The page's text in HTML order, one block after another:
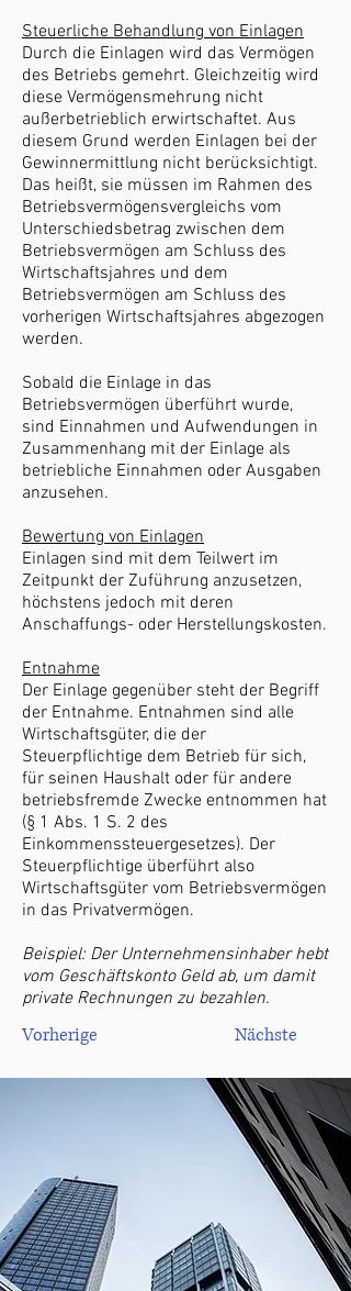
Steuerliche Behandlung von Einlagen
Durch die Einlagen wird das Vermögen
des Betriebs gemehrt. Gleichzeitig wird
diese Vermögensmehrung nicht
außerbetrieblich erwirtschaftet. Aus
diesem Grund werden Einlagen bei der
Gewinnermittlung nicht berücksichtigt.
Das heißt, sie müssen im Rahmen des
Betriebsvermögensvergleichs vom
Unterschiedsbetrag zwischen dem
Betriebsvermögen am Schluss des
Wirtschaftsjahres und dem
Betriebsvermögen am Schluss des
vorherigen Wirtschaftsjahres abgezogen
werden.
Sobald die Einlage in das
Betriebsvermögen überführt wurde,
sind Einnahmen und Aufwendungen in
Zusammenhang mit der Einlage als
betriebliche Einnahmen oder Ausgaben
anzusehen.
Bewertung von Einlagen
Einlagen sind mit dem Teilwert im
Zeitpunkt der Zuführung anzusetzen,
höchstens jedoch mit deren
Anschaffungs- oder Herstellungskosten.
Entnahme
Der Einlage gegenüber steht der Begriff
der Entnahme. Entnahmen sind alle
Wirtschaftsgüter, die der
Steuerpflichtige dem Betrieb für sich,
für seinen Haushalt oder für andere
betriebsfremde Zwecke entnommen hat
(§ 1 Abs. 1 S. 2 des
Einkommenssteuergesetzes). Der
Steuerpflichtige überführt also
Wirtschaftsgüter vom Betriebsvermögen
in das Privatvermögen.
Beispiel: Der Unternehmensinhaber hebt
vom Geschäftskonto Geld ab, um damit
private Rechnungen zu bezahlen.
Vorherige Nächste